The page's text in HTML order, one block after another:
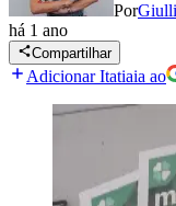
Por
há 1 ano
Compartilhar
Adicionar Itatiaia ao